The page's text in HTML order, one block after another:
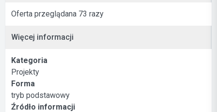
Oferta przeglądana 73 razy
Więcej informacji
Kategoria
Projekty
Forma
tryb podstawowy
Źródło informacji